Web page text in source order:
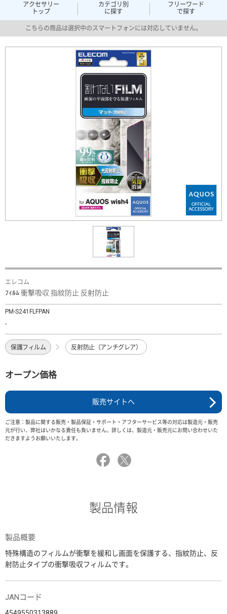
アクセサリー
トップ
カテゴリ別
に探す
フリーワード
で探す
こちらの商品は選択中のスマートフォンには対応していません。
エレコム
ﾌｨﾙﾑ 衝撃吸収 指紋防止 反射防止
PM-S241FLFPAN
-
保護フィルム 反射防止（アンチグレア）
オープン価格
販売サイトへ
ご注意：製品に関する販売・製品保証・サポート・アフターサービス等の対応は製造元・販売
元が行い、弊社はいかなる責任も負いません。詳しくは、製造元・販売元にお問い合わせいた
だきますようお願いいたします。
製品情報
製品概要
特殊構造のフィルムが衝撃を緩和し画面を保護する、指紋防止、反
射防止タイプの衝撃吸収フィルムです。
JANコード